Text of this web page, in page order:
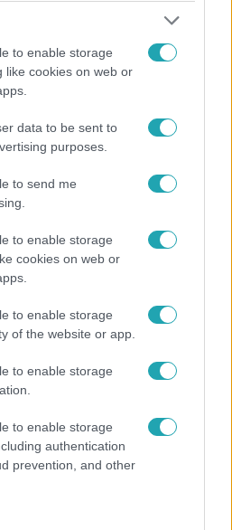
to enable storage
like cookies on web or
data to be sent to
purposes.
to send me
to enable storage
cookies on web or
to enable storage
of the website or app.
to enable storage
to enable storage
authentication
prevention, and other
szövetségi kapitány és
beszélt a csapat sikeréről,
más számukra az edzés, mire
Hevesi Tamás 37 éve
amikor az egyik edzésen
Hevesi Tamás a napról,